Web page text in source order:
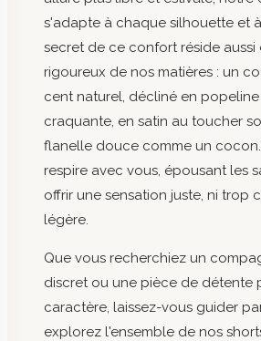
s'adapte à chaque silhouette et
secret de ce confort réside aussi
rigoureux de nos matières : un
cent naturel, décliné en
craquante, en satin au toucher
flanelle douce comme un
respire avec vous, épousant les
offrir une sensation juste, ni trop
légère.
Que vous recherchiez un
discret ou une pièce de détente
caractère, laissez-vous guider
explorez l'ensemble de nos